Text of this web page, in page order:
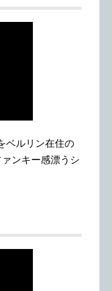
ベルリン在住の
ンキー感漂うシ